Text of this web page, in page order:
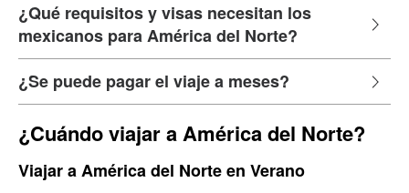
¿Qué requisitos y visas necesitan los
mexicanos para América del Norte?
¿Se puede pagar el viaje a meses?
¿Cuándo viajar a América del Norte?
Viajar a América del Norte en Verano